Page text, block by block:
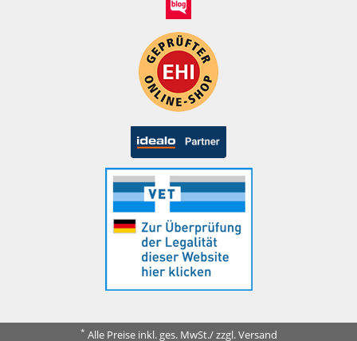
* Alle Preise inkl. ges. MwSt./ zzgl. Versand